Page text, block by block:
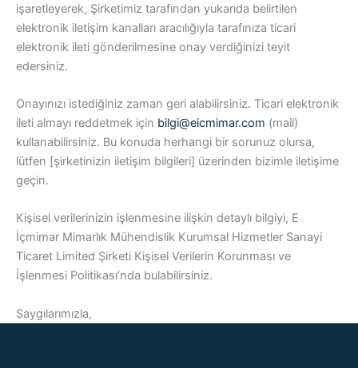
işaretleyerek, Şirketimiz tarafından yukarıda belirtilen
elektronik iletişim kanalları aracılığıyla tarafınıza ticari
elektronik ileti gönderilmesine onay verdiğinizi teyit
edersiniz.
Onayınızı istediğiniz zaman geri alabilirsiniz. Ticari elektronik
ileti almayı reddetmek için bilgi@eicmimar.com (mail)
kullanabilirsiniz. Bu konuda herhangi bir sorunuz olursa,
lütfen [şirketinizin iletişim bilgileri] üzerinden bizimle iletişime
geçin.
Kişisel verilerinizin işlenmesine ilişkin detaylı bilgiyi, E
İçmimar Mimarlık Mühendislik Kurumsal Hizmetler Sanayi
Ticaret Limited Şirketi Kişisel Verilerin Korunması ve
İşlenmesi Politikası’nda bulabilirsiniz.
Saygılarımızla,